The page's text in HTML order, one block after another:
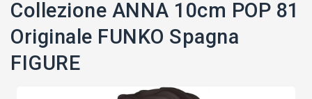
Collezione ANNA 10cm POP 81
Originale FUNKO Spagna
FIGURE